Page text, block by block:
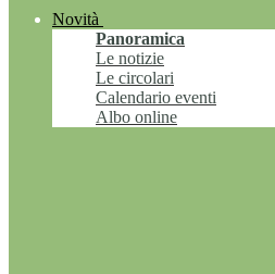
Novità
Panoramica
Le notizie
Le circolari
Calendario eventi
Albo online